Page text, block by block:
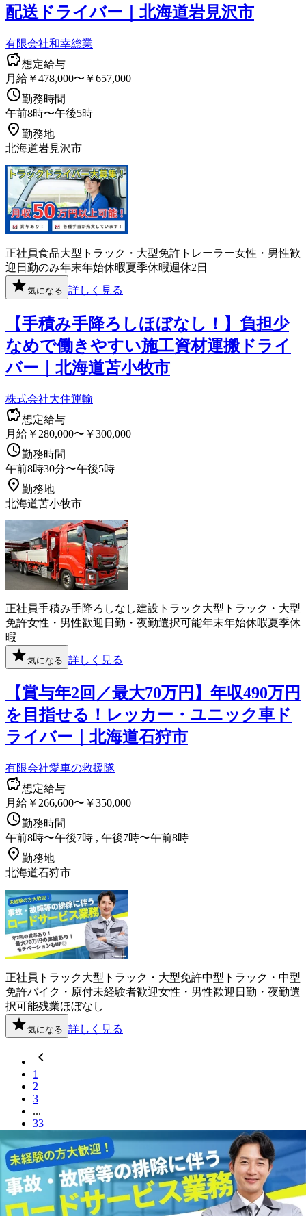
配送ドライバー｜北海道岩見沢市
有限会社和幸総業
想定給与
月給￥478,000〜￥657,000
勤務時間
午前8時〜午後5時
勤務地
北海道岩見沢市
正社員食品大型トラック・大型免許 トレーラー女性・男性歓
迎 日勤のみ年末年始休暇夏季休暇週休2日
気になる 詳しく見る
【手積み手降ろしほぼなし！】負担少
なめで働きやすい施工資材運搬ドライ
バー｜北海道苫小牧市
株式会社大住運輸
想定給与
月給￥280,000〜￥300,000
勤務時間
午前8時30分〜午後5時
勤務地
北海道苫小牧市
正社員手積み手降ろしなし建設 トラック大型トラック・大型
免許女性・男性歓迎 日勤・夜勤選択可能年末年始休暇夏季休
暇
気になる 詳しく見る
【賞与年2回／最大70万円】年収490万円
を目指せる！レッカー・ユニック車ド
ライバー｜北海道石狩市
有限会社愛車の救援隊
想定給与
月給￥266,600〜￥350,000
勤務時間
午前8時〜午後7時 , 午後7時〜午前8時
勤務地
北海道石狩市
正社員 トラック大型トラック・大型免許中型トラック・中型
免許バイク・原付未経験者歓迎女性・男性歓迎 日勤・夜勤選
択可能残業ほぼなし
気になる 詳しく見る
1
2
3
...
33
北海道 内の市区町村の大型トラック・
大型免許ドライバー求人を探す